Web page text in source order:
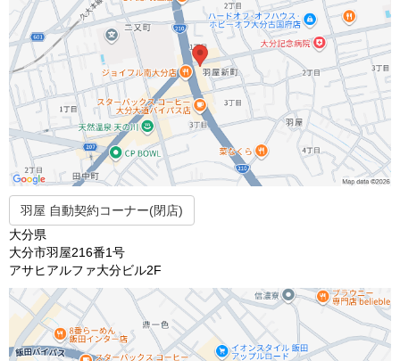
羽屋 自動契約コーナー(閉店)
大分県
大分市羽屋216番1号
アサヒアルファ大分ビル2F